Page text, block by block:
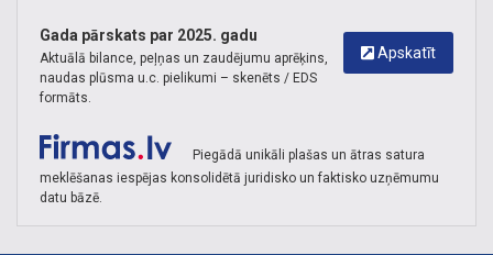
Apskatīt
Gada pārskats par 2025. gadu
Aktuālā bilance, peļņas un zaudējumu aprēķins,
naudas plūsma u.c. pielikumi – skenēts / EDS
formāts.
Piegādā unikāli plašas un ātras satura
meklēšanas iespējas konsolidētā juridisko un faktisko uzņēmumu
datu bāzē.